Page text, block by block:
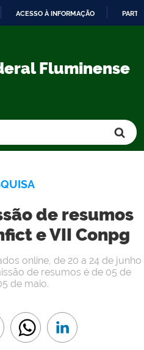
CONTEÚDO
ACESSO À INFORMAÇÃO
Fluminense
de resumos
e VII Conpg
online, de 20 a 24 de junho
de resumos é de 05 de
de maio.